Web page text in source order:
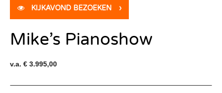
KIJKAVOND BEZOEKEN ›
Mike’s Pianoshow
v.a. € 3.995,00